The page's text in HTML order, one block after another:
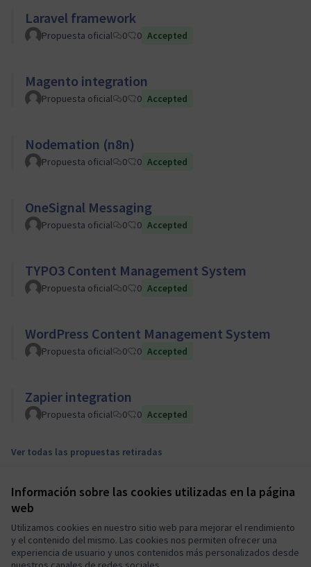
Información sobre las cookies utilizadas en la página
web
Utilizamos cookies en nuestro sitio web para mejorar el rendimiento
y el contenido del mismo. Las cookies nos permiten ofrecer una
experiencia de usuario y unos contenidos más personalizados desde
Laravel framework
Propuesta oficial 0 0 Accepted
Magento integration
Propuesta oficial 0 0 Accepted
Nodemation (n8n)
Propuesta oficial 0 0 Accepted
OneSignal Messaging
Propuesta oficial 0 0 Accepted
TYPO3 Content Management System
Propuesta oficial 0 0 Accepted
WordPress Content Management System
Propuesta oficial 0 0 Accepted
Zapier integration
Propuesta oficial 0 0 Accepted
Ver todas las propuestas retiradas
Términos y condiciones de uso
Configuración de cookies
Mautic Community Portal en X
(Enlace externo)
Mautic Community Portal en Facebook
(Enlace externo)
Mautic Community Portal en Instagram
(Enlace externo)
Mautic Community Portal en YouTube
(Enlace externo)
Mautic Community Portal en GitHub
(Enlace externo)
Castellano
Sprache wählenChoose languageEscolher idiomaElegir el idioma